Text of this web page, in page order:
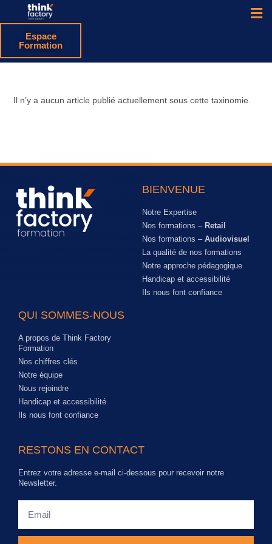
Espace
Formation
Il n’y a aucun article publié actuellement sous cette taxinomie.
BIENVENUE
Notre Expertise
Nos formations – Retail
Nos formations – Audiovisuel
La qualité de nos formations
Notre approche pédagogique
Handicap et accessibilité
Ils nous font confiance
QUI SOMMES-NOUS
A propos de Think Factory
Formation
Nos chiffres clés
Notre équipe
Nous rejoindre
Handicap et accessibilité
Ils nous font confiance
RESTONS EN CONTACT
Entrez votre adresse e-mail ci-dessous pour recevoir notre
Newsletter.